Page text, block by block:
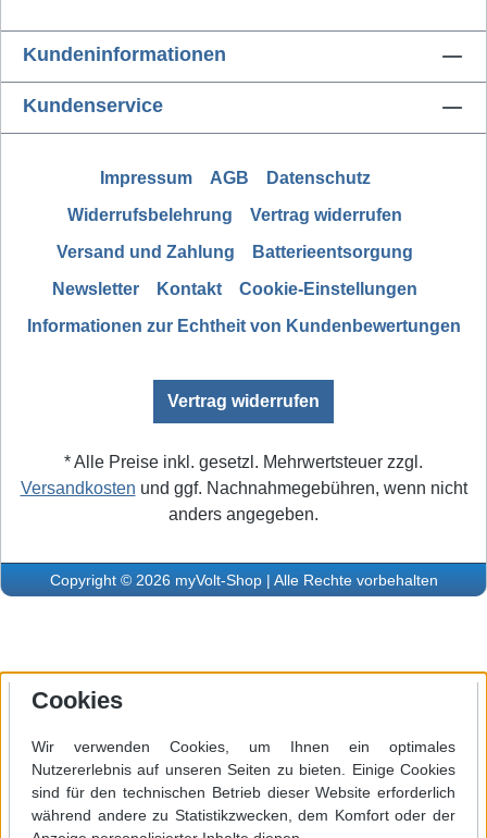
Kundeninformationen
Kundenservice
Impressum AGB
Datenschutz
Widerrufsbelehrung
Vertrag widerrufen
Versand und Zahlung
Batterieentsorgung
Newsletter
Kontakt
Cookie-Einstellungen
Informationen zur Echtheit von Kundenbewertungen
Vertrag widerrufen
* Alle Preise inkl. gesetzl. Mehrwertsteuer zzgl.
Versandkosten und ggf. Nachnahmegebühren, wenn nicht
anders angegeben.
Copyright © 2026 myVolt-Shop | Alle Rechte vorbehalten
Cookies
Wir verwenden Cookies, um Ihnen ein optimales
Nutzererlebnis auf unseren Seiten zu bieten. Einige Cookies
sind für den technischen Betrieb dieser Website erforderlich
während andere zu Statistikzwecken, dem Komfort oder der